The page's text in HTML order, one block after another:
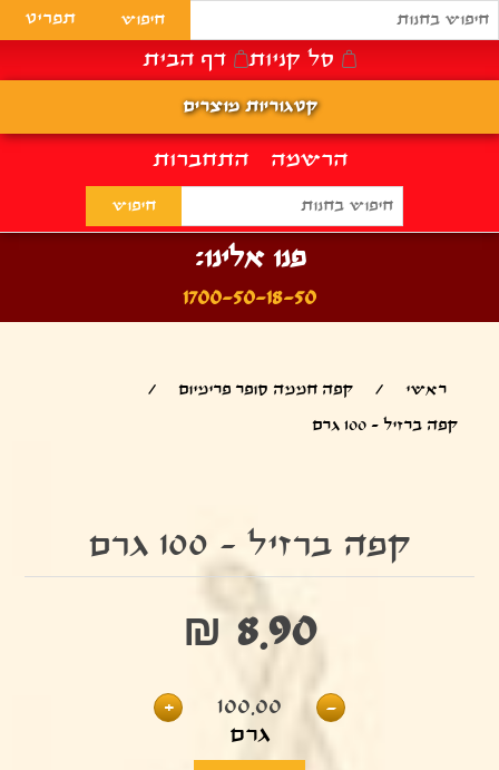
הרשמה התחברות
סל קניות דף הבית
פנו אלינו:
1700-50-18-50
ראשי / קפה חממה סופר פרימיום
/
קפה ברזיל - 100 גרם
קפה ברזיל - 100 גרם
₪ 8.90
-
100.00
גרם
+
תפריט
קטגוריות מוצרים